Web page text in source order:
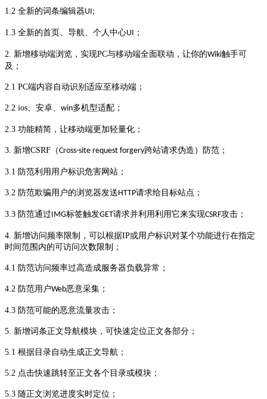
1.2 全新的词条编辑器UI;
1.3 全新的首页、导航、个人中心UI ；
2. 新增移动端浏览，实现PC与移动端全面联动，让你的Wiki触手可
及；
2.1 PC端内容自动识别适应至移动端；
2.2 ios、安卓、 win多机型适配；
2.3 功能精简，让移动端更加轻量化；
3. 新增CSRF （Cross-site request forgery跨站请求伪造）防范；
3.1 防范利用用户标识危害网站；
3.2 防范欺骗用户的浏览器发送HTTP请求给目标站点；
3.3 防范通过IMG标签触发GET请求并利用利用它来实现CSRF攻击；
4. 新增访问频率限制，可以根据IP或用户标识对某个功能进行在指定
时间范围内的可访问次数 限制 ；
4.1 防范访问频率过高造成服务器负载异常；
4.2 防范用户Web恶意采集；
4.3 防范可能的恶意流量攻击；
5. 新增词条正文导航模块，可快速定位正文各部分；
5.1 根据目录自动生成正文导航；
5.2 点击快速跳转至正文各个目录或模块；
5.3 随正文浏览进度实时定位；